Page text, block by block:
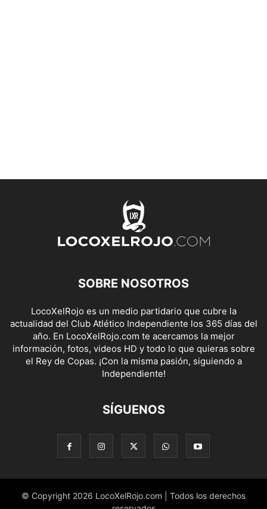
SOBRE NOSOTROS
LocoXelRojo es un medio partidario que cubre la
actualidad del Club Atlético Independiente los 365 días del
año. En LocoXelRojo.com te acercamos la mejor
información, fotos, videos HD y todo lo que quieras sobre
el Rey de Copas. ¡Con la misma pasión, siguiendo a
Independiente!
SÍGUENOS
© Copyright 2026 LocoXelRojo.com | Todos los derechos